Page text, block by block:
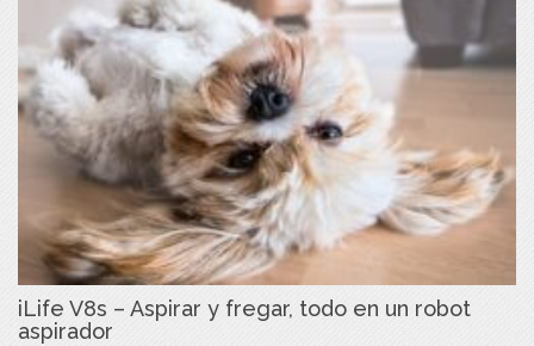
iLife V8s – Aspirar y fregar, todo en un robot
aspirador